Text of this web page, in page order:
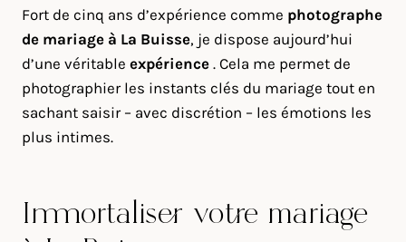
Fort de cinq ans d’expérience comme photographe
de mariage à La Buisse, je dispose aujourd’hui
d’une véritable expérience . Cela me permet de
photographier les instants clés du mariage tout en
sachant saisir – avec discrétion – les émotions les
plus intimes.
Immortaliser votre mariage